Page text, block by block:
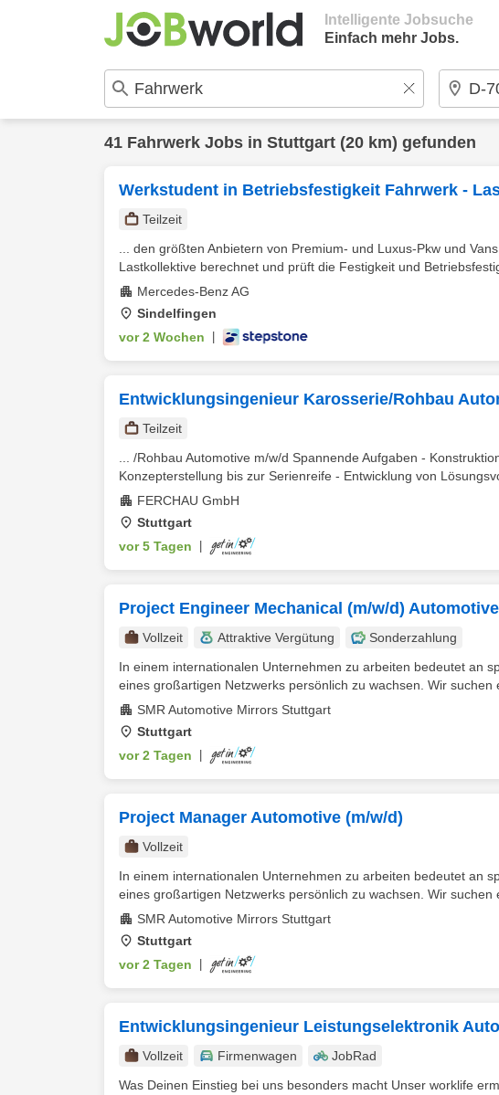
Intelligente Jobsuche
Einfach mehr Jobs.
41 Fahrwerk Jobs in Stuttgart (20 km) gefunden
Werkstudent in Betriebsfestigkeit Fahrwerk -
Teilzeit
... den größten Anbietern von Premium- und Luxus-Pkw und
Lastkollektive berechnet und prüft die Festigkeit und
Mercedes-Benz AG
Sindelfingen
vor 2 Wochen
Entwicklungsingenieur Karosserie/Rohbau
Teilzeit
... /Rohbau Automotive m/w/d Spannende Aufgaben -
Konzepterstellung bis zur Serienreife - Entwicklung von
FERCHAU GmbH
Stuttgart
vor 5 Tagen
Project Engineer Mechanical (m/w/d) Automotive
Vollzeit Attraktive Vergütung
Sonderzahlung
In einem internationalen Unternehmen zu arbeiten bedeutet an
eines großartigen Netzwerks persönlich zu wachsen. Wir suchen
SMR Automotive Mirrors Stuttgart
Stuttgart
vor 2 Tagen
Project Manager Automotive (m/w/d)
Vollzeit
In einem internationalen Unternehmen zu arbeiten bedeutet an
eines großartigen Netzwerks persönlich zu wachsen. Wir suchen
SMR Automotive Mirrors Stuttgart
Stuttgart
vor 2 Tagen
Entwicklungsingenieur Leistungselektronik
Vollzeit Firmenwagen
JobRad
Was Deinen Einstieg bei uns besonders macht Unser worklife